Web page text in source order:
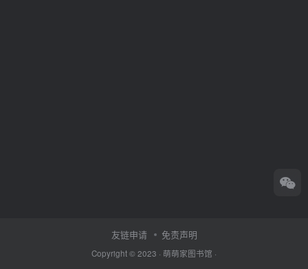
友链申请 免责声明
Copyright © 2023 · 萌萌家图书馆 ·